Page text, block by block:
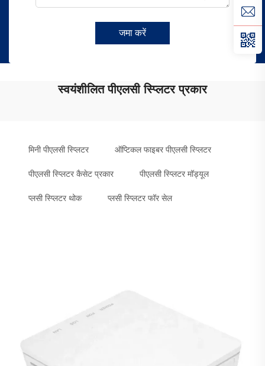
जमा करें
स्वयंशीलित पीएलसी स्प्लिटर प्रकार
मिनी पीएलसी स्प्लिटर ऑप्टिकल फाइबर पीएलसी स्प्लिटर
पीएलसी स्प्लिटर कैसेट प्रकार पीएलसी स्प्लिटर मॉड्यूल
प्लसी स्प्लिटर थोक प्लसी स्प्लिटर फॉर सेल